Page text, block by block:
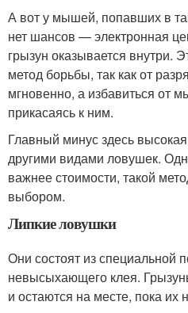
А вот у мышей, попавших в
нет шансов — электронная
грызун оказывается внутри.
метод борьбы, так как от
мгновенно, а избавиться от
прикасаясь к ним.
Главный минус здесь
другими видами ловушек.
важнее стоимости, такой
выбором.
Липкие ловушки
Они состоят из специальной
невысыхающего клея.
и остаются на месте, пока их